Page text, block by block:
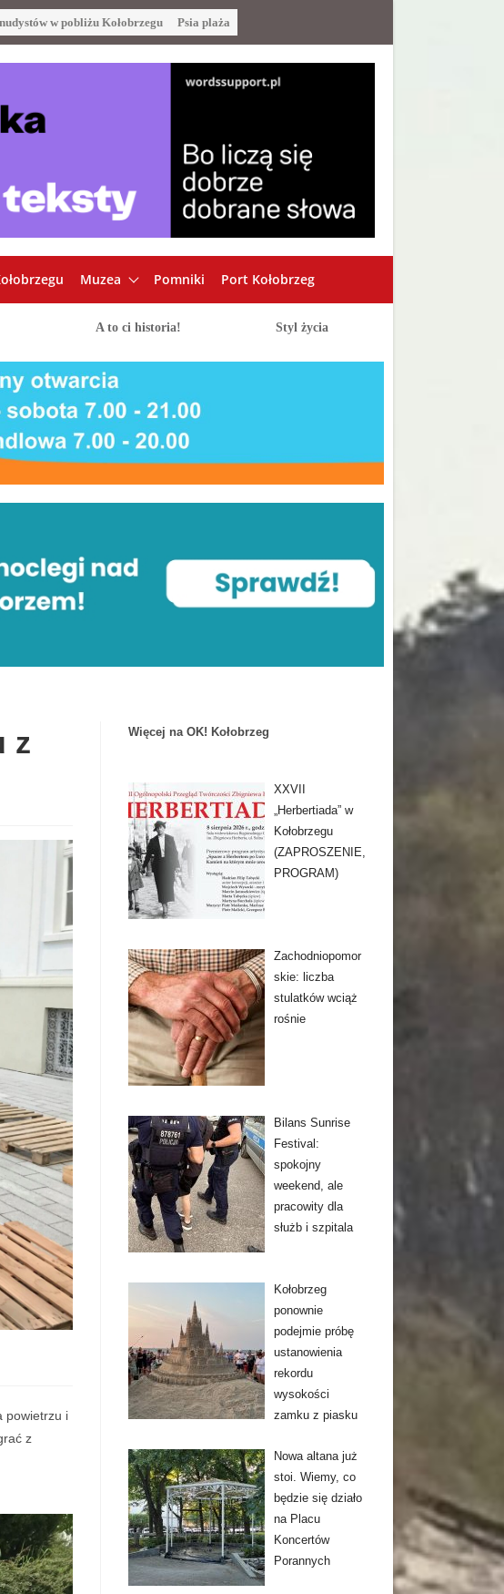
w pobliżu Kołobrzegu Psia plaża
Muzea Pomniki Port Kołobrzeg
A to ci historia! Styl życia
z
powietrzu i
z
Więcej na OK! Kołobrzeg
XXVII
„Herbertiada” w
Kołobrzegu
(ZAPROSZENIE,
PROGRAM)
Zachodniopomor
skie: liczba
stulatków wciąż
rośnie
Bilans Sunrise
Festival:
spokojny
weekend, ale
pracowity dla
służb i szpitala
Kołobrzeg
ponownie
podejmie próbę
ustanowienia
rekordu
wysokości
zamku z piasku
Nowa altana już
stoi. Wiemy, co
będzie się działo
na Placu
Koncertów
Porannych